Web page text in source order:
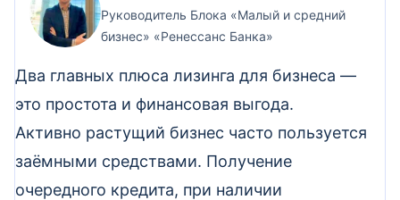
Руководитель Блока «Малый и средний
бизнес» «Ренессанс Банка»
Два главных плюса лизинга для бизнеса —
это простота и финансовая выгода.
Активно растущий бизнес часто пользуется
заёмными средствами. Получение
очередного кредита, при наличии